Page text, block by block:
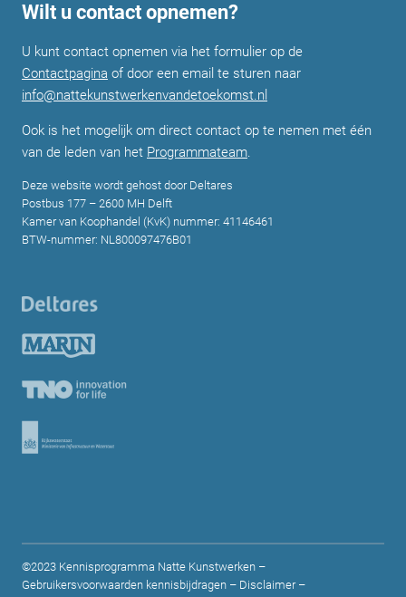
Wilt u contact opnemen?
U kunt contact opnemen via het formulier op de
Contactpagina of door een email te sturen naar
info@nattekunstwerkenvandetoekomst.nl
Ook is het mogelijk om direct contact op te nemen met één
van de leden van het Programmateam.
Deze website wordt gehost door Deltares
Postbus 177 – 2600 MH Delft
Kamer van Koophandel (KvK) nummer: 41146461
BTW-nummer: NL800097476B01
©2023 Kennisprogramma Natte Kunstwerken –
Gebruikersvoorwaarden kennisbijdragen – Disclaimer–